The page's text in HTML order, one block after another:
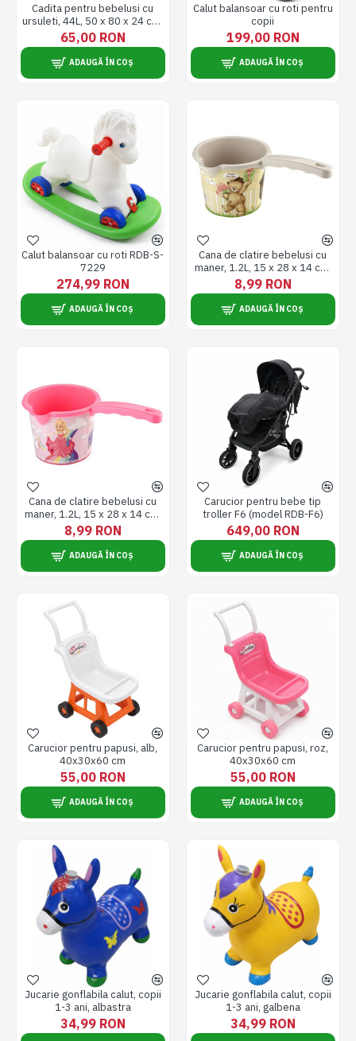
Cadita pentru bebelusi cu
ursuleti, 44L, 50 x 80 x 24 cm,
maro
65,00 RON
ADAUGĂ ÎN COȘ
Calut balansoar cu roti pentru
copii
199,00 RON
ADAUGĂ ÎN COȘ
Calut balansoar cu roti RDB-S-
7229
274,99 RON
ADAUGĂ ÎN COȘ
Cana de clatire bebelusi cu
maner, 1.2L, 15 x 28 x 14 cm,
maro
8,99 RON
ADAUGĂ ÎN COȘ
Cana de clatire bebelusi cu
maner, 1.2L, 15 x 28 x 14 cm,
roz
8,99 RON
ADAUGĂ ÎN COȘ
Carucior pentru bebe tip
troller F6 (model RDB-F6)
649,00 RON
ADAUGĂ ÎN COȘ
Carucior pentru papusi, alb,
40x30x60 cm
55,00 RON
ADAUGĂ ÎN COȘ
Carucior pentru papusi, roz,
40x30x60 cm
55,00 RON
ADAUGĂ ÎN COȘ
Jucarie gonflabila calut, copii
1-3 ani, albastra
34,99 RON
Jucarie gonflabila calut, copii
1-3 ani, galbena
34,99 RON